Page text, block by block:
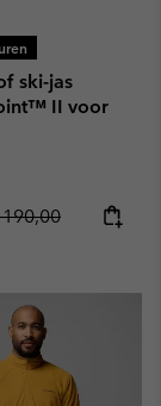
ski-jas
II voor
price: